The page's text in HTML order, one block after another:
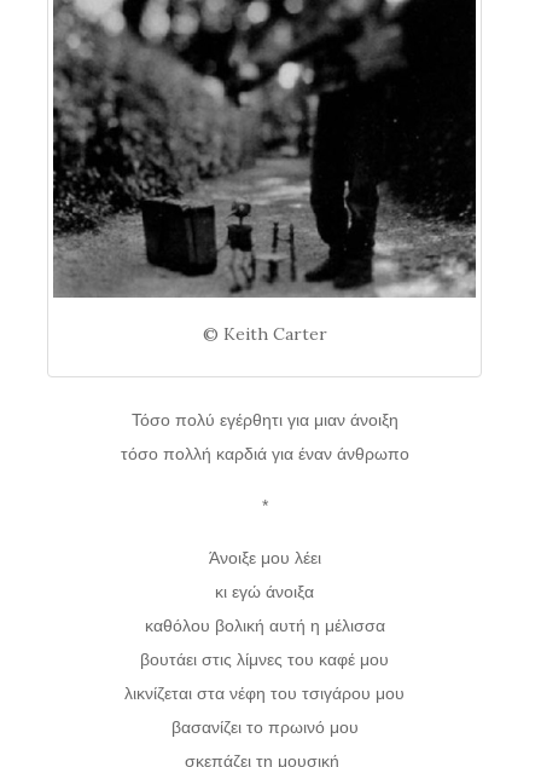
© Keith Carter
Τόσο πολύ εγέρθητι για μιαν άνοιξη
τόσο πολλή καρδιά για έναν άνθρωπο
*
Άνοιξε μου λέει
κι εγώ άνοιξα
καθόλου βολική αυτή η μέλισσα
βουτάει στις λίμνες του καφέ μου
λικνίζεται στα νέφη του τσιγάρου μου
βασανίζει το πρωινό μου
σκεπάζει τη μουσική